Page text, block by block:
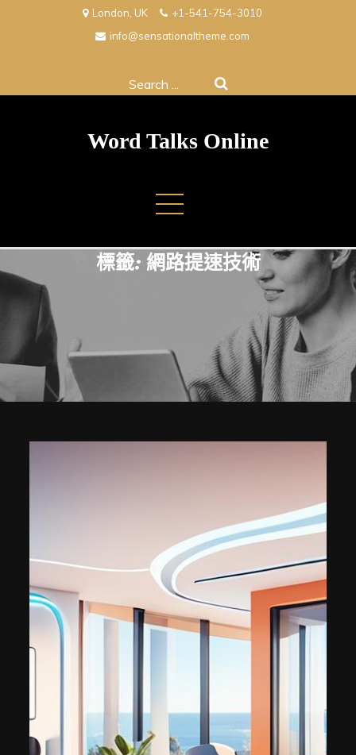
London, UK
+1-541-754-3010
info@sensationaltheme.com
Search
Word Talks Online
標籤: 網路提速技術